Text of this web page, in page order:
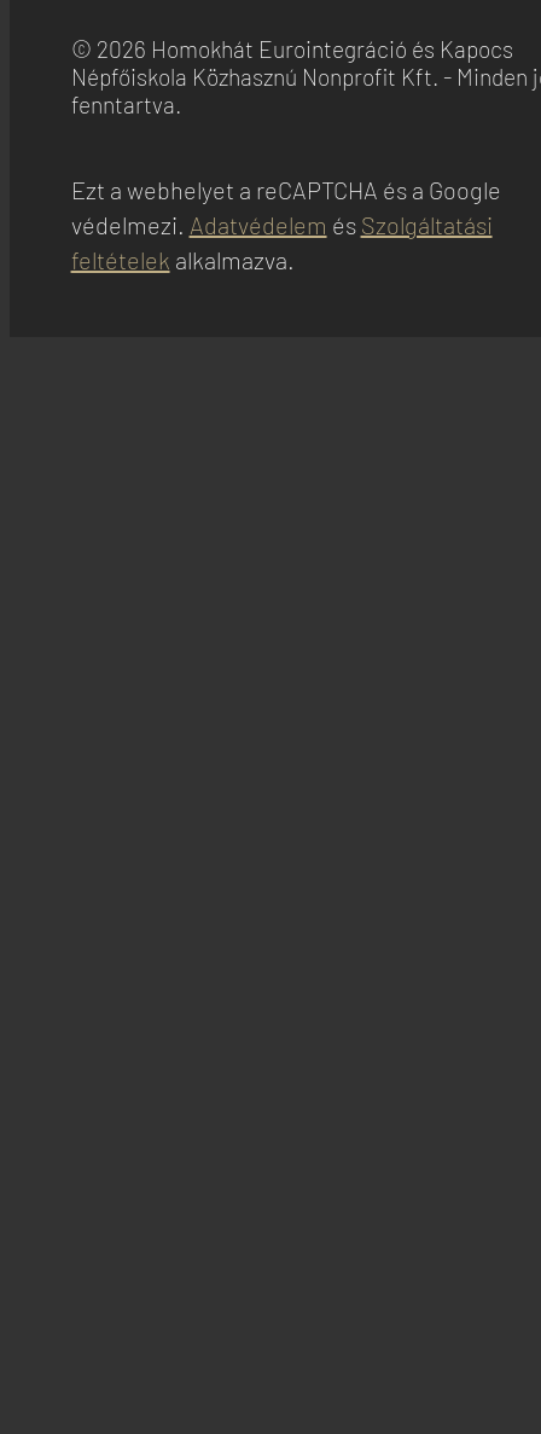
© 2026 Homokhát Eurointegráció és Kapocs
Népfőiskola Közhasznú Nonprofit Kft. - Minden
fenntartva.
Ezt a webhelyet a reCAPTCHA és a Google
védelmezi. Adatvédelem és Szolgáltatási
feltételek alkalmazva.